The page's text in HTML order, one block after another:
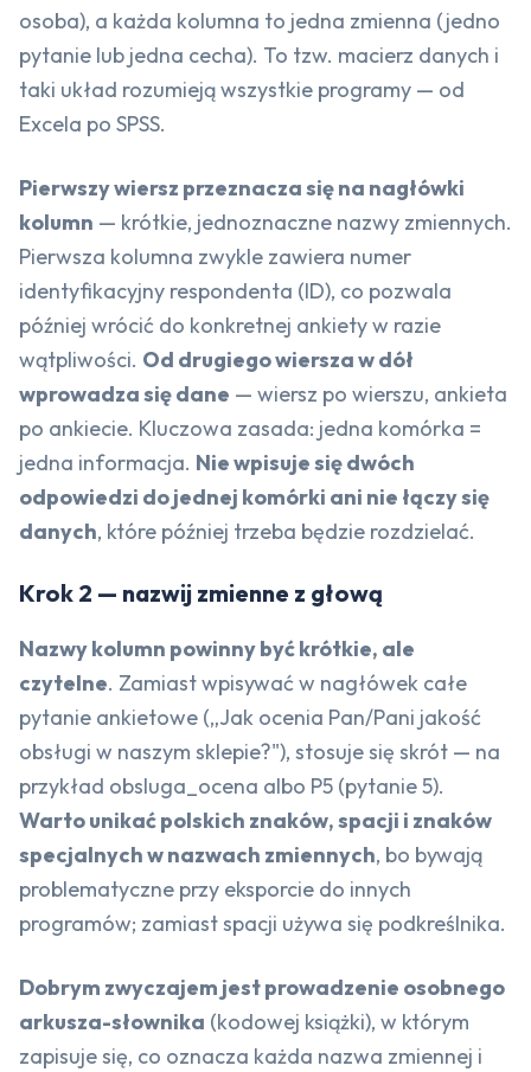
osoba), a każda kolumna to jedna zmienna (jedno
pytanie lub jedna cecha). To tzw. macierz danych i
taki układ rozumieją wszystkie programy — od
Excela po SPSS.
Pierwszy wiersz przeznacza się na nagłówki
kolumn — krótkie, jednoznaczne nazwy zmiennych.
Pierwsza kolumna zwykle zawiera numer
identyfikacyjny respondenta (ID), co pozwala
później wrócić do konkretnej ankiety w razie
wątpliwości. Od drugiego wiersza w dół
wprowadza się dane — wiersz po wierszu, ankieta
po ankiecie. Kluczowa zasada: jedna komórka =
jedna informacja. Nie wpisuje się dwóch
odpowiedzi do jednej komórki ani nie łączy się
danych, które później trzeba będzie rozdzielać.
Krok 2 — nazwij zmienne z głową
Nazwy kolumn powinny być krótkie, ale
czytelne. Zamiast wpisywać w nagłówek całe
pytanie ankietowe („Jak ocenia Pan/Pani jakość
obsługi w naszym sklepie?"), stosuje się skrót — na
przykład obsluga_ocena albo P5 (pytanie 5).
Warto unikać polskich znaków, spacji i znaków
specjalnych w nazwach zmiennych, bo bywają
problematyczne przy eksporcie do innych
programów; zamiast spacji używa się podkreślnika.
Dobrym zwyczajem jest prowadzenie osobnego
arkusza-słownika (kodowej książki), w którym
zapisuje się, co oznacza każda nazwa zmiennej i